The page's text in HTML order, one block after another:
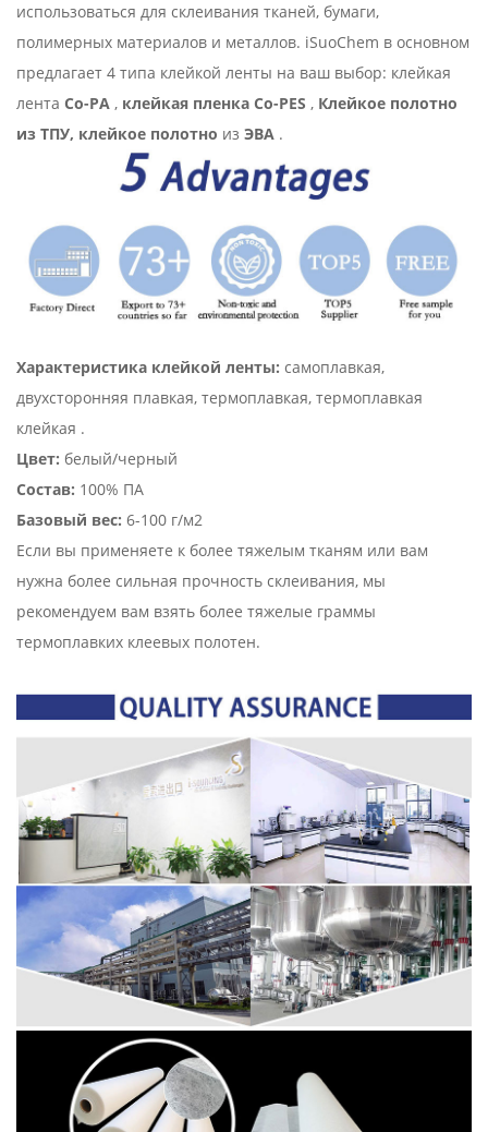
использоваться для склеивания тканей, бумаги,
полимерных материалов и металлов. iSuoChem в основном
предлагает 4 типа клейкой ленты на ваш выбор: клейкая
лента Co-PA , клейкая пленка Co-PES , Клейкое полотно
из ТПУ, клейкое полотно из ЭВА .
Характеристика клейкой ленты: самоплавкая,
двухсторонняя плавкая, термоплавкая, термоплавкая
клейкая .
Цвет: белый/черный
Состав: 100% ПА
Базовый вес: 6-100 г/м2
Если вы применяете к более тяжелым тканям или вам
нужна более сильная прочность склеивания, мы
рекомендуем вам взять более тяжелые граммы
термоплавких клеевых полотен.